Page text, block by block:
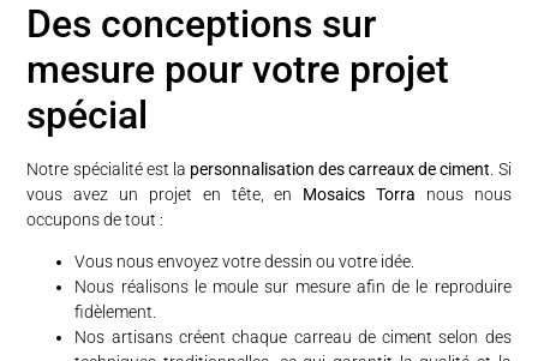
Des conceptions sur
mesure pour votre projet
spécial
Notre spécialité est la personnalisation des carreaux de ciment . Si
vous avez un projet en tête, en Mosaics Torra nous nous
occupons de tout :
Vous nous envoyez votre dessin ou votre idée.
Nous réalisons le moule sur mesure afin de le reproduire
fidèlement.
Nos artisans créent chaque carreau de ciment selon des